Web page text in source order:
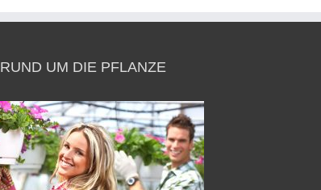
RUND UM DIE PFLANZE